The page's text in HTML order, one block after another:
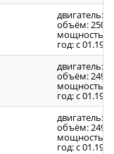
двигатель:
объём: 2500
мощность:
год: с 01.1989
двигатель:
объём: 2496
мощность:
год: с
двигатель:
объём: 2496
мощность:
год: с